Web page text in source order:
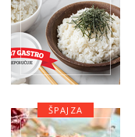
ŠPAJZA